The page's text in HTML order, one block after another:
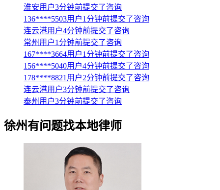
淮安用户3分钟前提交了咨询
136****5503用户1分钟前提交了咨询
连云港用户4分钟前提交了咨询
常州用户1分钟前提交了咨询
167****3664用户1分钟前提交了咨询
156****5040用户4分钟前提交了咨询
178****8821用户2分钟前提交了咨询
连云港用户3分钟前提交了咨询
泰州用户3分钟前提交了咨询
徐州有问题找本地律师